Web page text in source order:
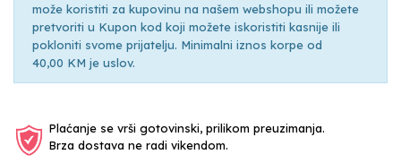
može koristiti za kupovinu na našem webshopu ili možete
pretvoriti u Kupon kod koji možete iskoristiti kasnije ili
pokloniti svome prijatelju. Minimalni iznos korpe od
40,00 KM je uslov.
Plaćanje se vrši gotovinski, prilikom preuzimanja.
Brza dostava ne radi vikendom.